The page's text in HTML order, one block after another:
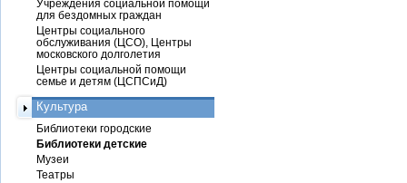
Учреждения социальной помощи
для бездомных граждан
Центры социального
обслуживания (ЦСО), Центры
московского долголетия
Центры социальной помощи
семье и детям (ЦСПСиД)
Культура
Библиотеки городские
Библиотеки детские
Музеи
Театры